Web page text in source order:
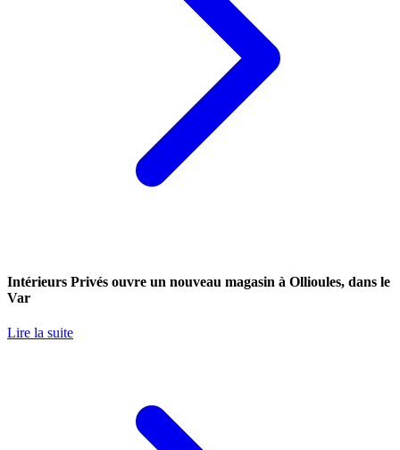
Intérieurs Privés ouvre un nouveau magasin à Ollioules, dans le
Var
Lire la suite